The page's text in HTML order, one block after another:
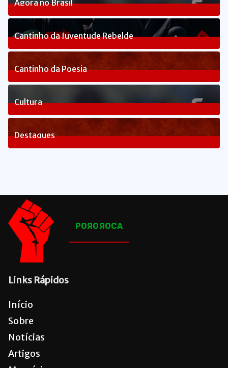
Agora no Brasil
240Posts
Cantinho da Juventude Rebelde
3Posts
Cantinho da Poesia
1Posts
Cultura
83Posts
Destaques
POЯOЯOCA
Links Rápidos
Início
Sobre
Notícias
Artigos